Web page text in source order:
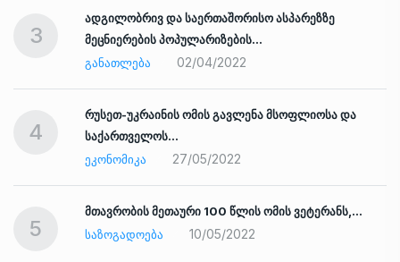
3
ადგილობრივ და საერთაშორისო ასპარეზზე
მეცნიერების პოპულარიზების…
ᲒᲐᲜᲐᲗᲚᲔᲑᲐ
02/04/2022
4
რუსეთ-უკრაინის ომის გავლენა მსოფლიოსა და
საქართველოს…
ᲔᲙᲝᲜᲝᲛᲘᲙᲐ
27/05/2022
5
მთავრობის მეთაური 100 წლის ომის ვეტერანს,…
ᲡᲐᲖᲝᲒᲐᲓᲝᲔᲑᲐ
10/05/2022